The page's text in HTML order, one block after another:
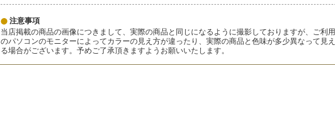
注意事項
当店掲載の商品の画像につきまして、実際の商品と同じになるように撮影しておりますが、ご利用
のパソコンのモニターによってカラーの見え方が違ったり、実際の商品と色味が多少異なって見え
る場合がございます。予めご了承頂きますようお願いいたします。